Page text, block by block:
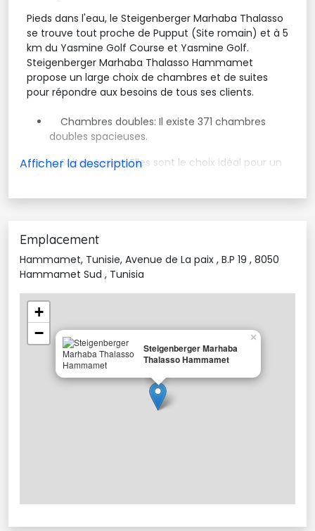
Pieds dans l'eau, le Steigenberger Marhaba Thalasso
se trouve tout proche de Pupput (Site romain) et à 5
km du Yasmine Golf Course et Yasmine Golf.
Steigenberger Marhaba Thalasso Hammamet
propose un large choix de chambres et de suites
pour répondre aux besoins de tous ses clients.
Chambres doubles: Il existe 371 chambres
doubles spacieuses.
Suites Junior : Elles sont le choix idéal pour un
Bungalows : Ils sont parfaits pour un séjour en
piscine ou à la mer.
Toutes les chambres sont équipées de:
Balcon ou terrasse avec vue magnifique,
Climatisation individuelle
Minibar
Télévision par satellite
Emplacement
Hammamet, Tunisie, Avenue de La paix , B.P 19 , 8050
Hammamet Sud , Tunisia
Steigenberger Marhaba
Thalasso Hammamet
×
+
−